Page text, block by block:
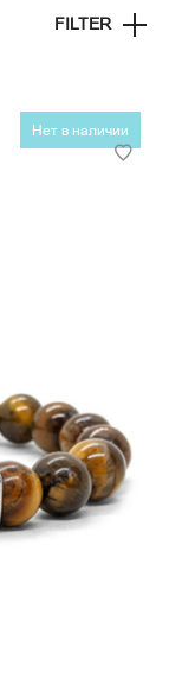
FILTER
Нет в наличии